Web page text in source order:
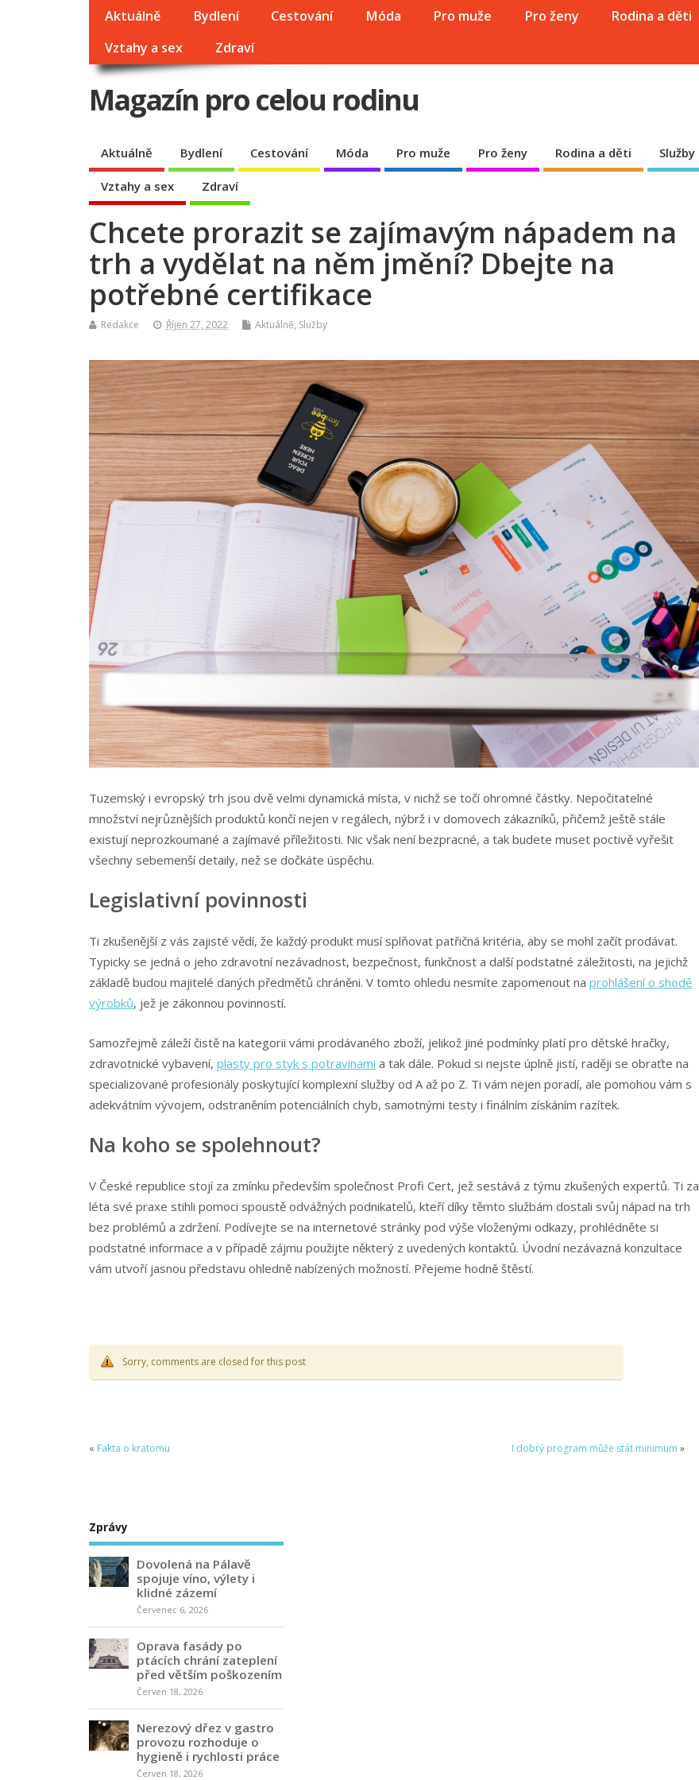
Aktuálně Bydlení Cestování Móda Pro muže Pro ženy Rodina a děti
Vztahy a sex
Zdraví
Magazín pro celou rodinu
Aktuálně Bydlení Cestování Móda Pro muže Pro ženy Rodina a děti Služby
Vztahy a sex Zdraví
Chcete prorazit se zajímavým nápadem na
trh a vydělat na něm jmění? Dbejte na
potřebné certifikace
Redakce Říjen 27, 2022 Aktuálně, Služby
Tuzemský i evropský trh jsou dvě velmi dynamická místa, v nichž se točí ohromné částky. Nepočitatelné
množství nejrůznějších produktů končí nejen v regálech, nýbrž i v domovech zákazníků, přičemž ještě stále
existují neprozkoumané a zajímavé příležitosti. Nic však není bezpracné, a tak budete muset poctivě vyřešit
všechny sebemenší detaily, než se dočkáte úspěchu.
Legislativní povinnosti
Ti zkušenější z vás zajisté vědí, že každý produkt musí splňovat patřičná kritéria, aby se mohl začít prodávat.
Typicky se jedná o jeho zdravotní nezávadnost, bezpečnost, funkčnost a další podstatné záležitosti, na jejichž
základě budou majitelé daných předmětů chráněni. V tomto ohledu nesmíte zapomenout na prohlášení o shodě
výrobků, jež je zákonnou povinností.
Samozřejmě záleží čistě na kategorii vámi prodávaného zboží, jelikož jiné podmínky platí pro dětské hračky,
zdravotnické vybavení, plasty pro styk s potravinami a tak dále. Pokud si nejste úplně jistí, raději se obraťte na
specializované profesionály poskytující komplexní služby od A až po Z. Ti vám nejen poradí, ale pomohou vám s
adekvátním vývojem, odstraněním potenciálních chyb, samotnými testy i finálním získáním razítek.
Na koho se spolehnout?
V České republice stojí za zmínku především společnost Profi Cert, jež sestává z týmu zkušených expertů. Ti za
léta své praxe stihli pomoci spoustě odvážných podnikatelů, kteří díky těmto službám dostali svůj nápad na trh
bez problémů a zdržení. Podívejte se na internetové stránky pod výše vloženými odkazy, prohlédněte si
podstatné informace a v případě zájmu použijte některý z uvedených kontaktů. Úvodní nezávazná konzultace
vám utvoří jasnou představu ohledně nabízených možností. Přejeme hodně štěstí.
Sorry, comments are closed for this post
« Fakta o kratomu I dobrý program může stát minimum »
Zprávy
Dovolená na Pálavě
spojuje víno, výlety i
klidné zázemí
Červenec 6, 2026
Oprava fasády po
ptácích chrání zateplení
před větším poškozením
Červen 18, 2026
Nerezový dřez v gastro
provozu rozhoduje o
hygieně i rychlosti práce
Červen 18, 2026